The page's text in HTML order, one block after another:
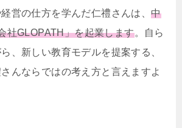
営の仕方を学んだ仁禮さんは、中
社GLOPATH」を起業します。自ら
、新しい教育モデルを提案する、
んならではの考え方と言えますよ